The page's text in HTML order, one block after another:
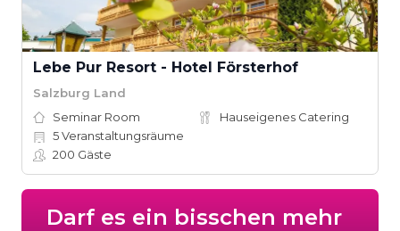
Lebe Pur Resort - Hotel Försterhof
Salzburg Land
Seminar Room
Hauseigenes Catering
5Veranstaltungsräume
200 Gäste
Darf es ein bisschen mehr